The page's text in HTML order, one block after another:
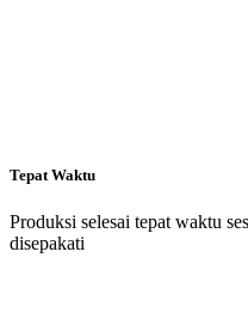
Tepat Waktu
Produksi selesai tepat waktu
disepakati